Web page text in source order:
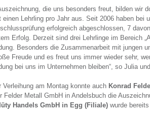
die uns besonders freut, bilden wir
einen Lehrling pro Jahr aus. Seit 2006 haben bei
erfolgreich abgeschlossen, 7
Erfolg. Derzeit sind drei Lehrlinge im Bereich
Besonders die Zusammenarbeit mit jungen
Freude und es freut uns immer wieder sehr,
bei uns im Unternehmen bleiben“, so Julia
Verleihung am Montag konnte auch Konrad
Felder Metall GmbH in Andelsbuch die
Handels GmbH in Egg (Filiale) wurde